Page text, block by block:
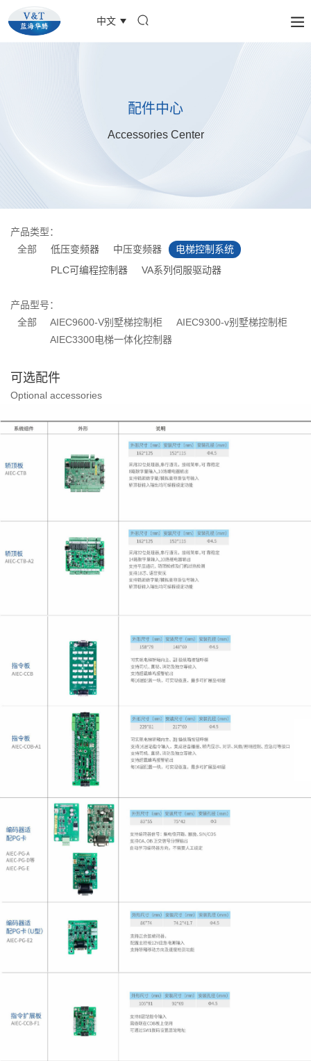
中文
配件中心
Accessories Center
产品类型：
全部
低压变频器 中压变频器
电梯控制系统
PLC可编程控制器
VA系列伺服驱动器
产品型号：
全部
AIEC9600-V别墅梯控制柜
AIEC9300-v别墅梯控制柜
AIEC3300电梯一体化控制器
可选配件
Optional accessories